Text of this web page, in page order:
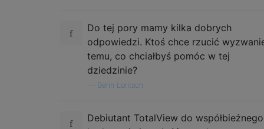
Do tej pory mamy kilka dobrych
odpowiedzi. Ktoś chce rzucić
temu, co chciałbyś pomóc w tej
dziedzinie?
Berin Loritsch,
Debiutant TotalView do współbieżnego